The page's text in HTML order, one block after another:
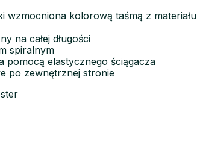
wzmocniona kolorową taśmą z materiału
na całej długości
spiralnym
pomocą elastycznego ściągacza
po zewnętrznej stronie